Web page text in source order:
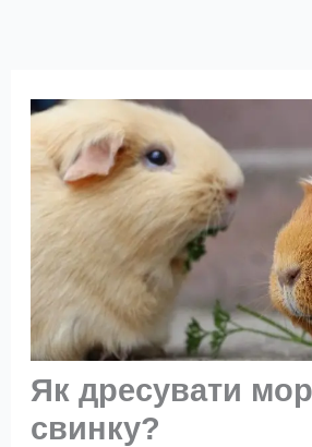
Як дресувати
свинку?